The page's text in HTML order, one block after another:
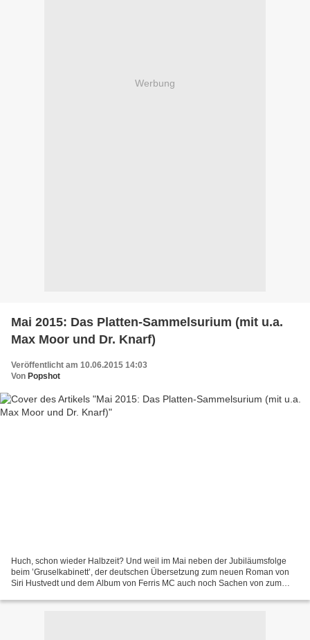
Werbung
Mai 2015: Das Platten-Sammelsurium (mit u.a.
Max Moor und Dr. Knarf)
Veröffentlicht am 10.06.2015 14:03
Von Popshot
Huch, schon wieder Halbzeit? Und weil im Mai neben der Jubiläumsfolge
beim ’Gruselkabinett’, der deutschen Übersetzung zum neuen Roman von
Siri Hustvedt und dem Album von Ferris MC auch noch Sachen von zum